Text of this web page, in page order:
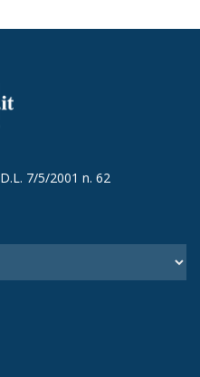
7/5/2001 n. 62